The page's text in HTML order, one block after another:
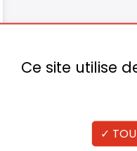
Ce site utilise